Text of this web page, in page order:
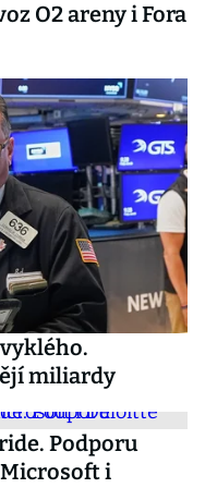
O2 areny i Fora
miliardy
Podporu
i